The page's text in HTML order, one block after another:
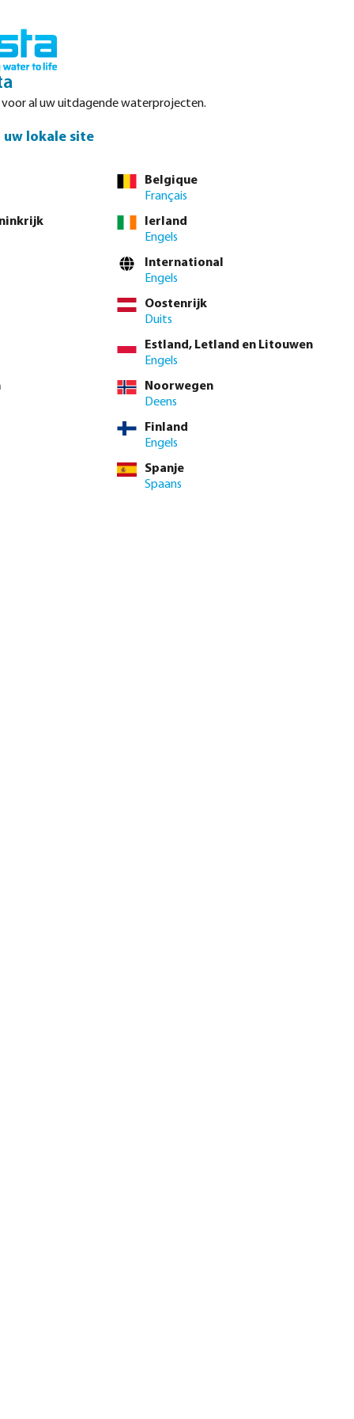
voor al uw uitdagende waterprojecten.
uw lokale site
Belgique
Français
Ierland
Engels
International
Engels
Oostenrijk
Duits
Estland, Letland en Litouwen
Engels
Noorwegen
Deens
Finland
Engels
Spanje
Spaans